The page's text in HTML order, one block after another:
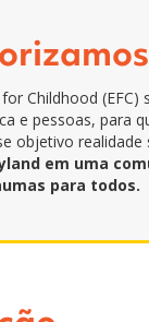
Childhood (EFC)
e pessoas, para
objetivo realidade
em uma
para todos.